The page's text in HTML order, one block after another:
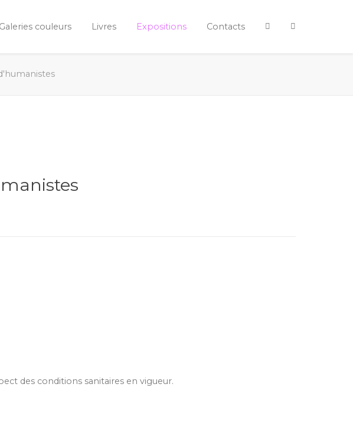
Galeries couleurs Livres Expositions Contacts
des conditions sanitaires en vigueur.